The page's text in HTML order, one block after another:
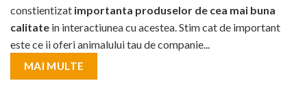
constientizat importanta produselor de cea mai buna
calitate in interactiunea cu acestea. Stim cat de important
este ce ii oferi animalului tau de companie...
MAI MULTE